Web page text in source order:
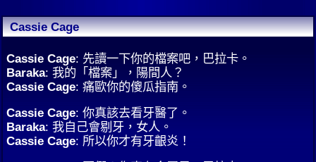
Cassie Cage
Cassie Cage: 先讀一下你的檔案吧，巴拉卡。
Baraka: 我的「檔案」，陽間人？
Cassie Cage: 痛歐你的傻瓜指南。
Cassie Cage: 你真該去看牙醫了。
Baraka: 我自己會剔牙，女人。
Cassie Cage: 所以你才有牙齦炎！